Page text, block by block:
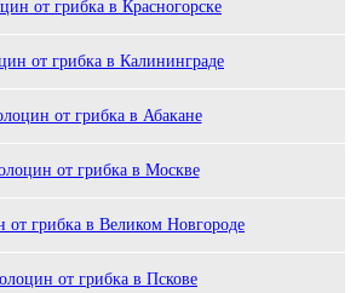
от грибка в Красногорске
от грибка в Калининграде
от грибка в Абакане
от грибка в Москве
от грибка в Великом Новгороде
от грибка в Пскове